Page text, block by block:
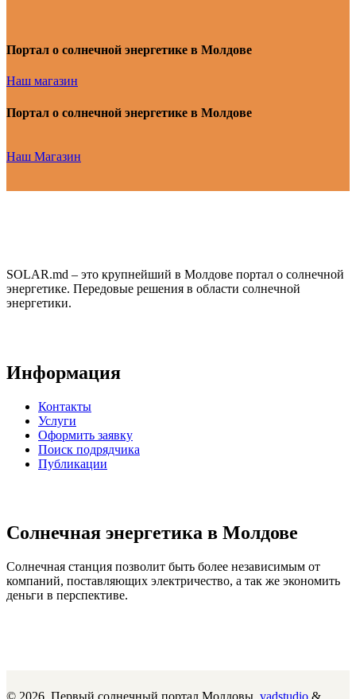
Портал о солнечной энергетике в Молдове
Наш магазин
Портал о солнечной энергетике в Молдове
Наш Магазин
SOLAR.md – это крупнейший в Молдове портал о солнечной
энергетике. Передовые решения в области солнечной
энергетики.
Информация
Контакты
Услуги
Оформить заявку
Поиск подрядчика
Публикации
Солнечная энергетика в Молдове
Солнечная станция позволит быть более независимым от
компаний, поставляющих электричество, а так же экономить
деньги в перспективе.
© 2026. Первый солнечный портал Молдовы. vadstudio &